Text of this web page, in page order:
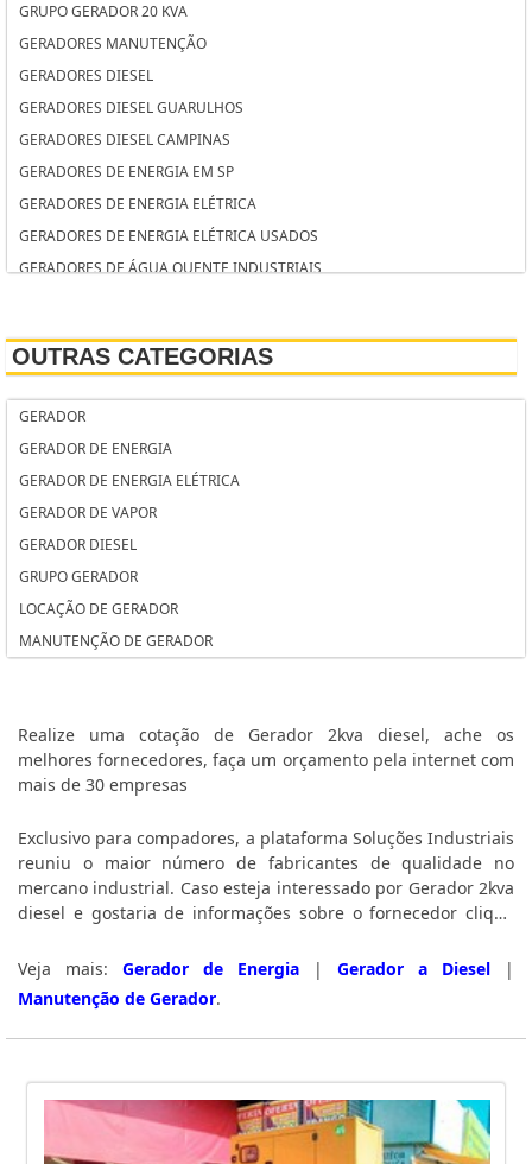
GRUPO GERADOR 20 KVA
GERADORES MANUTENÇÃO
GERADORES DIESEL
GERADORES DIESEL GUARULHOS
GERADORES DIESEL CAMPINAS
GERADORES DE ENERGIA EM SP
GERADORES DE ENERGIA ELÉTRICA
GERADORES DE ENERGIA ELÉTRICA USADOS
GERADORES DE ÁGUA QUENTE INDUSTRIAIS
GERADOR PORTÁTIL DE ENERGIA RESIDENCIAL
GERADOR PEQUENO PORTE
GERADOR PARTIDA ELÉTRICA
GERADOR PARTIDA ELÉTRICA AUTOMÁTICA
GERADOR PARA LOCAÇÃO
GERADOR PARA LOCAÇÃO GUARULHOS
GERADOR PARA FESTA
GERADOR PARA EVENTOS
GERADOR PARA CASA
GERADOR MONOFÁSICO
GERADOR DE ENERGIA SP
GERADOR DE ENERGIA SOLAR RESIDENCIAL
GERADOR DE ENERGIA PARA RESIDÊNCIA PREÇO
GERADOR DE ENERGIA PARA LOCAÇÃO
GERADOR DE ENERGIA PARA EMPRESA
GERADOR DE ENERGIA PARA CONDOMÍNIO PREÇO
GERADOR DE ENERGIA PARA ALUGUEL SP
GERADOR DE ENERGIA ELÉTRICA RESIDENCIAL
GERADOR DE ENERGIA ELÉTRICA A ÓLEO DIESEL
GERADOR DE ENERGIA DIESEL
OUTRAS CATEGORIAS
GERADOR
GERADOR DE ENERGIA
GERADOR DE ENERGIA ELÉTRICA
GERADOR DE VAPOR
GERADOR DIESEL
GRUPO GERADOR
LOCAÇÃO DE GERADOR
MANUTENÇÃO DE GERADOR
Realize uma cotação de Gerador 2kva diesel, ache os
melhores fornecedores, faça um orçamento pela internet com
mais de 30 empresas
Exclusivo para compadores, a plataforma Soluções Industriais
reuniu o maior número de fabricantes de qualidade no
mercano industrial. Caso esteja interessado por Gerador 2kva
diesel e gostaria de informações sobre o fornecedor clique
Veja mais: Gerador de Energia | Gerador a Diesel |
Manutenção de Gerador.